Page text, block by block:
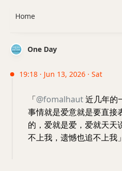
One Day
19:18 · Jun 13, 2026 · Sat
「@fomalhaut近几年的
事情就是爱意就是要直接
的，爱就是爱，爱就天天
不上我，遗憾也追不上我
Home